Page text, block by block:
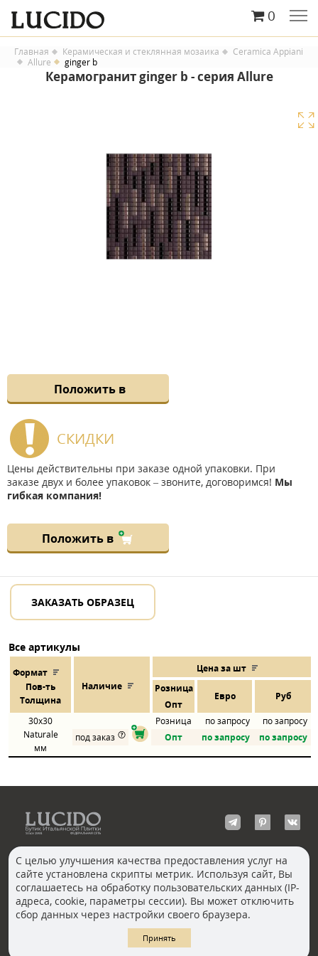
0
Главная Керамическая и стеклянная мозаика
Ceramica Appiani
Allure
ginger b
Керамогранит ginger b - серия Allure
Положить в
СКИДКИ
Цены действительны при заказе одной упаковки. При
заказе двух и более упаковок – звоните, договоримся! Мы
гибкая компания!
Положить в
ЗАКАЗАТЬ ОБРАЗЕЦ
Все артикулы
Формат
Пов-ть
Толщина
Наличие
Цена за шт
Розница
Евро Руб
Опт
30x30
Naturale
мм
Розница по запросу
по запросу
под заказ
Опт по запросу по запросу
КОНТАКТЫ
Москва, Пречистенка
Волгоград
Екатеринбург
Казань
Новосибирск
Санкт-Петербург
С целью улучшения качества предоставления услуг на
сайте установлена скрипты метрик. Используя сайт, Вы
соглашаетесь на обработку пользовательских данных (IP-
адреса, cookie, параметры сессии). Вы может отключить
сбор данных через настройки своего браузера.
Принять